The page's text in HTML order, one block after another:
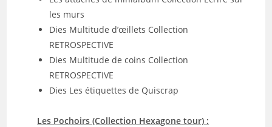
les murs
Dies Multitude d’œillets Collection
RETROSPECTIVE
Dies Multitude de coins Collection
RETROSPECTIVE
Dies Les étiquettes de Quiscrap
Les Pochoirs (Collection Hexagone tour) :